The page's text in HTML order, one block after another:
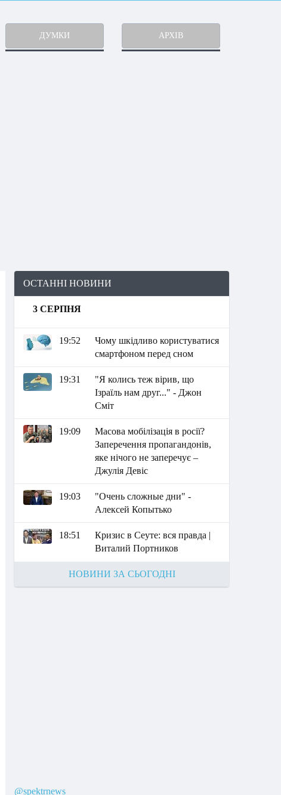
ДУМКИ АРХІВ
ОСТАННІ НОВИНИ
3 СЕРПНЯ
19:52
Чому шкідливо користуватися
смартфоном перед сном
19:31
"Я колись теж вірив, що
Ізраїль нам друг..." - Джон
Сміт
19:09
Масова мобілізація в росії?
Заперечення пропагандонів,
яке нічого не заперечує –
Джулія Девіс
19:03
"Очень сложные дни" -
Алексей Копытько
18:51
Кризис в Сеуте: вся правда |
Виталий Портников
НОВИНИ ЗА СЬОГОДНІ
@spektrnews